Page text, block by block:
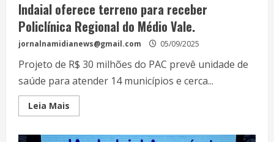
Indaial oferece terreno para receber
Policlínica Regional do Médio Vale.
jornalnamidianews@gmail.com 05/09/2025
Projeto de R$ 30 milhões do PAC prevê unidade de
saúde para atender 14 municípios e cerca...
Leia Mais